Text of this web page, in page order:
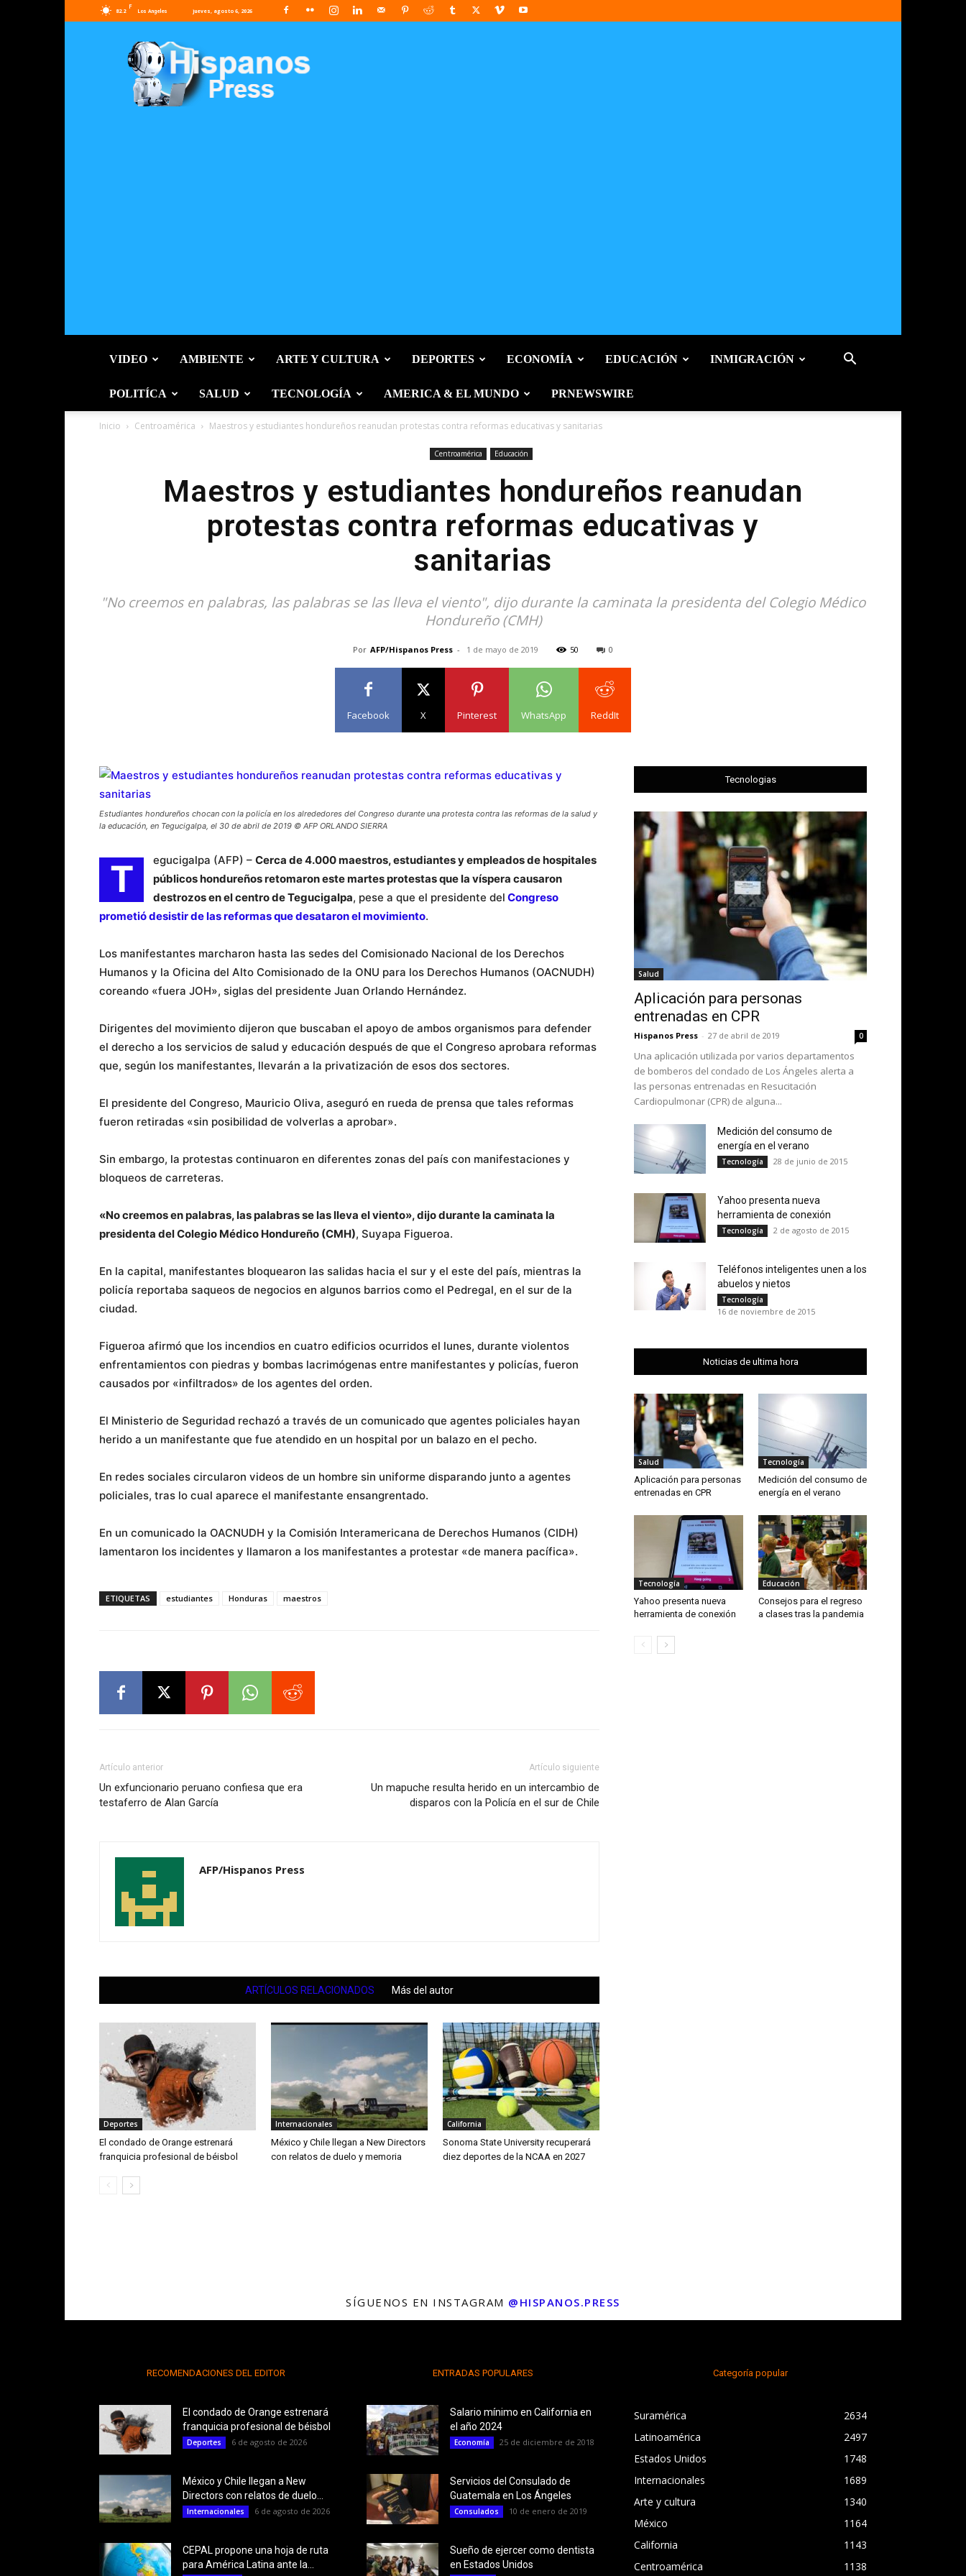
82.2
F
Los Angeles jueves, agosto 6, 2026
Press
VIDEO AMBIENTE ARTE Y CULTURA DEPORTES ECONOMÍA EDUCACIÓN INMIGRACIÓN
POLITÍCA SALUD TECNOLOGÍA AMERICA & EL MUNDO PRNEWSWIRE
Inicio Centroamérica Maestros y estudiantes hondureños reanudan protestas contra reformas educativas y sanitarias
Centroamérica Educación
Maestros y estudiantes hondureños reanudan
protestas contra reformas educativas y
sanitarias
"No creemos en palabras, las palabras se las lleva el viento", dijo durante la caminata la presidenta del Colegio Médico
Hondureño (CMH)
Por AFP/Hispanos Press - 1 de mayo de 2019 50 0
Facebook X Pinterest WhatsApp ReddIt
Estudiantes hondureños chocan con la policía en los alrededores del Congreso durante una protesta contra las reformas de la salud y
la educación, en Tegucigalpa, el 30 de abril de 2019 © AFP ORLANDO SIERRA
T egucigalpa (AFP) – Cerca de 4.000 maestros, estudiantes y empleados de hospitales
públicos hondureños retomaron este martes protestas que la víspera causaron
destrozos en el centro de Tegucigalpa, pese a que el presidente del Congreso
prometió desistir de las reformas que desataron el movimiento.
Los manifestantes marcharon hasta las sedes del Comisionado Nacional de los Derechos
Humanos y la Oficina del Alto Comisionado de la ONU para los Derechos Humanos (OACNUDH)
coreando «fuera JOH», siglas del presidente Juan Orlando Hernández.
Dirigentes del movimiento dijeron que buscaban el apoyo de ambos organismos para defender
el derecho a los servicios de salud y educación después de que el Congreso aprobara reformas
que, según los manifestantes, llevarán a la privatización de esos dos sectores.
El presidente del Congreso, Mauricio Oliva, aseguró en rueda de prensa que tales reformas
fueron retiradas «sin posibilidad de volverlas a aprobar».
Sin embargo, la protestas continuaron en diferentes zonas del país con manifestaciones y
bloqueos de carreteras.
«No creemos en palabras, las palabras se las lleva el viento», dijo durante la caminata la
presidenta del Colegio Médico Hondureño (CMH), Suyapa Figueroa.
En la capital, manifestantes bloquearon las salidas hacia el sur y el este del país, mientras la
policía reportaba saqueos de negocios en algunos barrios como el Pedregal, en el sur de la
ciudad.
Figueroa afirmó que los incendios en cuatro edificios ocurridos el lunes, durante violentos
enfrentamientos con piedras y bombas lacrimógenas entre manifestantes y policías, fueron
causados por «infiltrados» de los agentes del orden.
El Ministerio de Seguridad rechazó a través de un comunicado que agentes policiales hayan
herido a un manifestante que fue atendido en un hospital por un balazo en el pecho.
En redes sociales circularon videos de un hombre sin uniforme disparando junto a agentes
policiales, tras lo cual aparece el manifestante ensangrentado.
En un comunicado la OACNUDH y la Comisión Interamericana de Derechos Humanos (CIDH)
lamentaron los incidentes y llamaron a los manifestantes a protestar «de manera pacífica».
ETIQUETAS estudiantes Honduras maestros
Artículo anterior
Un exfuncionario peruano confiesa que era
testaferro de Alan García
Artículo siguiente
Un mapuche resulta herido en un intercambio de
disparos con la Policía en el sur de Chile
AFP/Hispanos Press
ARTÍCULOS RELACIONADOS Más del autor
Deportes
El condado de Orange estrenará
franquicia profesional de béisbol
Internacionales
México y Chile llegan a New Directors
con relatos de duelo y memoria
California
Sonoma State University recuperará
diez deportes de la NCAA en 2027
Tecnologias
Salud
Aplicación para personas
entrenadas en CPR
Hispanos Press - 27 de abril de 2019 0
Una aplicación utilizada por varios departamentos
de bomberos del condado de Los Ángeles alerta a
las personas entrenadas en Resucitación
Cardiopulmonar (CPR) de alguna...
Medición del consumo de
energía en el verano
Tecnología 28 de junio de 2015
Yahoo presenta nueva
herramienta de conexión
Tecnología 2 de agosto de 2015
Teléfonos inteligentes unen a los
abuelos y nietos
Tecnología
16 de noviembre de 2015
Noticias de ultima hora
Salud
Aplicación para personas
entrenadas en CPR
Tecnología
Medición del consumo de
energía en el verano
Tecnología
Yahoo presenta nueva
herramienta de conexión
Educación
Consejos para el regreso
a clases tras la pandemia
SÍGUENOS EN INSTAGRAM @HISPANOS.PRESS
RECOMENDACIONES DEL EDITOR
El condado de Orange estrenará
franquicia profesional de béisbol
Deportes 6 de agosto de 2026
México y Chile llegan a New
Directors con relatos de duelo...
Internacionales 6 de agosto de 2026
CEPAL propone una hoja de ruta
para América Latina ante la...
ENTRADAS POPULARES
Salario mínimo en California en
el año 2024
Economía 25 de diciembre de 2018
Servicios del Consulado de
Guatemala en Los Ángeles
Consulados 10 de enero de 2019
Sueño de ejercer como dentista
en Estados Unidos
Categoría popular
Suramérica
2634
Latinoamérica
2497
Estados Unidos
1748
Internacionales
1689
Arte y cultura
1340
México
1164
California
1143
Centroamérica
1138